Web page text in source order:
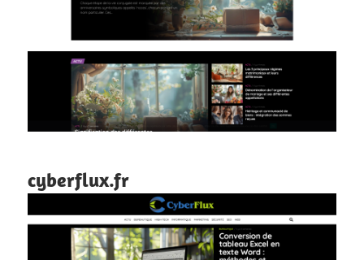
cyberflux.fr